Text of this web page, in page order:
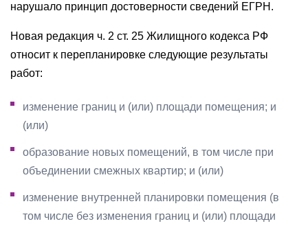
нарушало принцип достоверности сведений ЕГРН.
Новая редакция ч. 2 ст. 25 Жилищного кодекса РФ
относит к перепланировке следующие результаты
работ:
изменение границ и (или) площади помещения; и
(или)
образование новых помещений, в том числе при
объединении смежных квартир; и (или)
изменение внутренней планировки помещения (в
том числе без изменения границ и (или) площади